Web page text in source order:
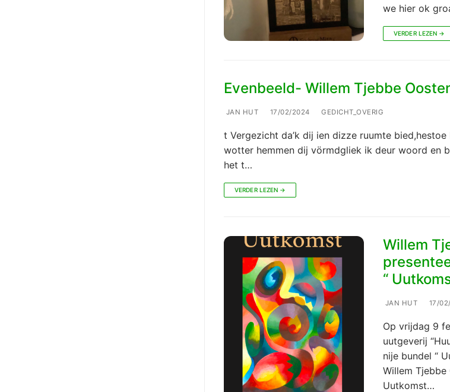
we hier ok
VERDER LEZEN →
Evenbeeld- Willem Tjebbe
JAN HUT 17/02/2024 GEDICHT_OVERIG
t Vergezicht da’k dij ien dizze ruumte
wotter hemmen dij vörmdgliek ik deur woord en
het t…
VERDER LEZEN →
Willem
“
JAN HUT 17/
Op vrijdag 9
uutgeverij
nije bundel “
Willem Tjebbe
Uutkomst…